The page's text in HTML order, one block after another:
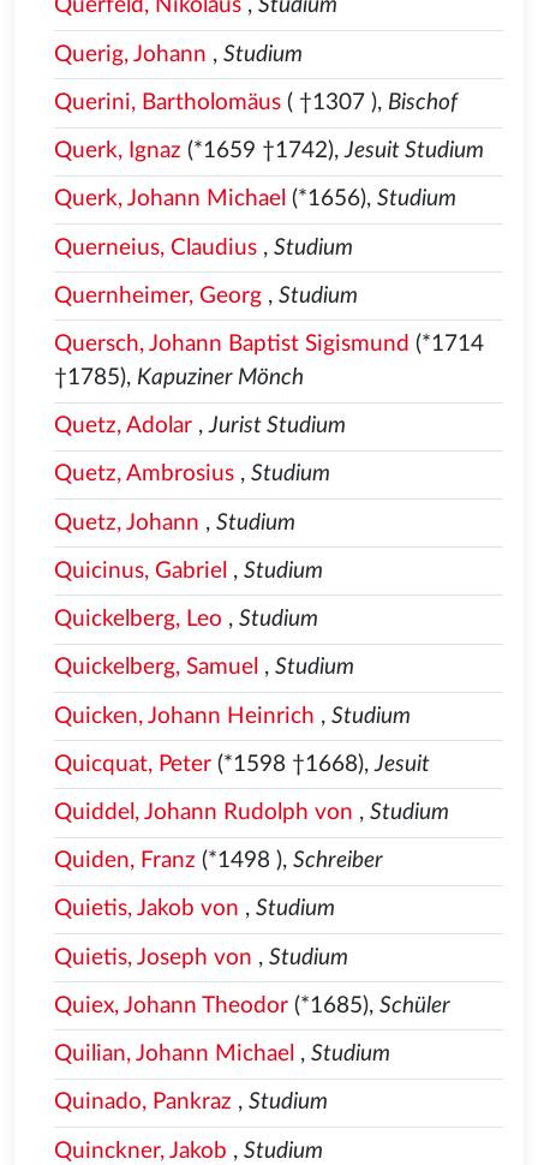
Querfeld, Nikolaus, Studium
Querig, Johann , Studium
Querini, Bartholomäus( †1307 ), Bischof
Querk, Ignaz (*1659 †1742),Jesuit Studium
Querk, Johann Michael (*1656), Studium
Querneius, Claudius, Studium
Quernheimer, Georg, Studium
Quersch, Johann Baptist Sigismund (*1714
†1785), Kapuziner Mönch
Quetz, Adolar,Jurist Studium
Quetz, Ambrosius, Studium
Quetz, Johann , Studium
Quicinus, Gabriel , Studium
Quickelberg, Leo , Studium
Quickelberg, Samuel , Studium
Quicken, Johann Heinrich , Studium
Quicquat, Peter(*1598 †1668), Jesuit
Quiddel, Johann Rudolph von , Studium
Quiden, Franz (*1498 ), Schreiber
Quietis, Jakob von , Studium
Quietis, Joseph von , Studium
Quiex, Johann Theodor(*1685), Schüler
Quilian, Johann Michael , Studium
Quinado, Pankraz , Studium
Quinckner, Jakob , Studium